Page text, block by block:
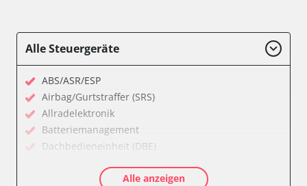
Alle Steuergeräte
ABS/ASR/ESP
Airbag/Gurtstraffer (SRS)
Allradelektronik
Batteriemanagement
Dachbedieneinheit (DBE)
Feststellbremse (EPB / SBC)
Alle anzeigen